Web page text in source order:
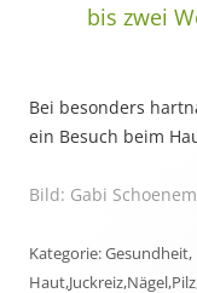
bis zwei
Bei besonders
ein Besuch beim
Bild: Gabi
Kategorie:Gesundheit,
Haut,Juckreiz,Nägel,Pilz